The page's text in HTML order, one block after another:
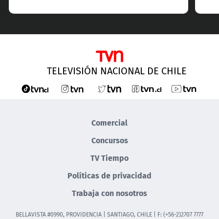
TELEVISIÓN NACIONAL DE CHILE
Comercial
Concursos
TV Tiempo
Políticas de privacidad
Trabaja con nosotros
BELLAVISTA #0990, PROVIDENCIA | SANTIAGO, CHILE | F: (+56-2)2707 7777